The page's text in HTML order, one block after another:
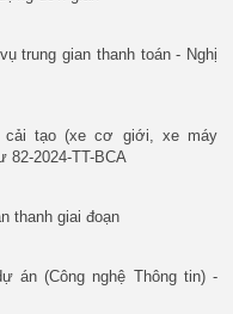
thu:
sung và các ý kiến khác
trách nhiệm trước pháp
thành viên giữ 01 bản./.
trung gian thanh toán - Nghị
cải tạo (xe cơ giới, xe máy
82-2024-TT-BCA
thanh giai đoạn
án (Công nghệ Thông tin) -